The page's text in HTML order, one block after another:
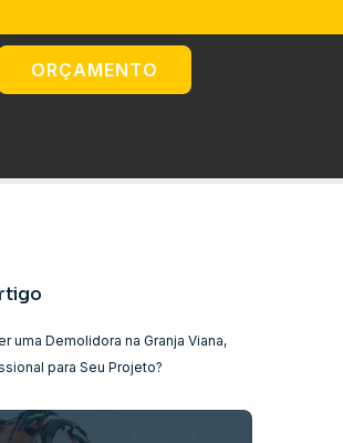
ORÇAMENTO
uma Demolidora na Granja Viana,
para Seu Projeto?